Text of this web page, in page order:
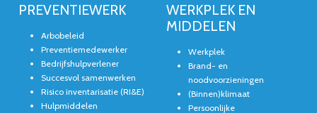
PREVENTIEWERK
Arbobeleid
Preventiemedewerker
Bedrijfshulpverlener
Succesvol samenwerken
Risico inventarisatie (RI&E)
Hulpmiddelen
WERKPLEK EN
MIDDELEN
Werkplek
Brand- en
noodvoorzieningen
(Binnen)klimaat
Persoonlijke